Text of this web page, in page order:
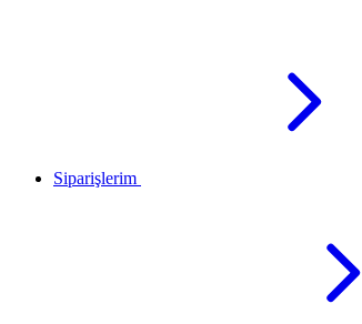
Siparişlerim